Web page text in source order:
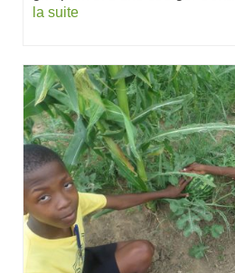
la suite